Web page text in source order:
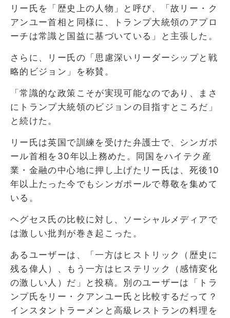
リー氏を「歴史上の人物」と呼び、「故リー・ク
アンユー首相と同様に、トランプ大統領のアプロ
ーチは常識と国益に基づいている」と主張した。
さらに、リー氏の「思慮深いリーダーシップと戦
略的ビジョン」を称賛。
「常識的な政策こそが実現可能なのであり、まさ
にトランプ大統領のビジョンの目指すところだ」
と続けた。
リー氏は英国で訓練を受けた弁護士で、シンガポ
ール首相を30年以上務めた。同国をハイテク産
業・金融の中心地に押し上げたリー氏は、死後10
年以上たった今でもシンガポールで尊敬を集めて
いる。
ヘグセス氏の比較に対し、ソーシャルメディアで
は激しい批判が巻き起こった。
あるユーザーは、「一方はヒストリック（歴史に
残る偉人）、もう一方はヒステリック（感情変化
の激しい人）だ」と投稿。別のユーザーは「トラ
ンプ氏をリー・クアンユー氏と比較するだって？
インスタントラーメンと高級レストランの料理を